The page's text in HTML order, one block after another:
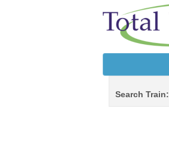
Search Train: